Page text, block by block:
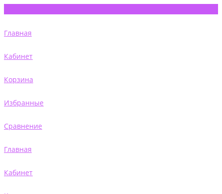
Главная
Кабинет
Корзина
Избранные
Сравнение
Главная
Кабинет